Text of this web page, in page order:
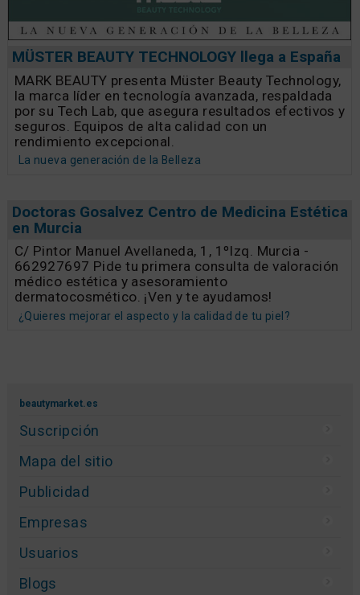
MÜSTER BEAUTY TECHNOLOGY llega a España
MARK BEAUTY presenta Müster Beauty Technology,
la marca líder en tecnología avanzada, respaldada
por su Tech Lab, que asegura resultados efectivos y
seguros. Equipos de alta calidad con un
rendimiento excepcional.
La nueva generación de la Belleza
Doctoras Gosalvez Centro de Medicina Estética
en Murcia
C/ Pintor Manuel Avellaneda, 1, 1ºIzq. Murcia -
662927697 Pide tu primera consulta de valoración
médico estética y asesoramiento
dermatocosmético. ¡Ven y te ayudamos!
¿Quieres mejorar el aspecto y la calidad de tu piel?
beautymarket.es
Suscripción
Mapa del sitio
Publicidad
Empresas
Usuarios
Blogs